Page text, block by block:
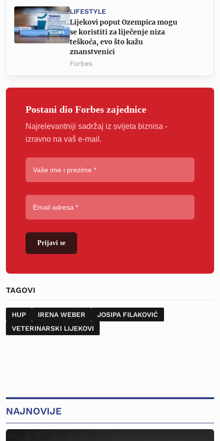
LIFESTYLE
Lijekovi poput Ozempica mogu
se koristiti za liječenje niza
teškoća, evo što kažu
znanstvenici
Forbes
Postani dio Forbes zajednice
Najrelevantniji sadržaj iz svijeta biznisa -
izravno na vaš e-mail.
Prijavi se
TAGOVI
HUP IRENA WEBER
JOSIPA FILAKOVIĆ
VETERINARSKI LIJEKOVI
NAJNOVIJE